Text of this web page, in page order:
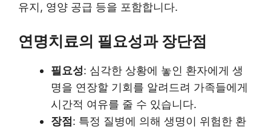
유지, 영양 공급 등을 포함합니다.
연명치료의 필요성과 장단점
필요성: 심각한 상황에 놓인 환자에게 생
명을 연장할 기회를 알려드려 가족들에게
시간적 여유를 줄 수 있습니다.
장점 : 특정 질병에 의해 생명이 위험한 환